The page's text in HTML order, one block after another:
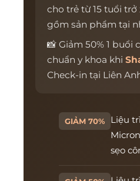
cho trẻ từ 15 tuổi
gồm sản phẩm tại
📸 Giảm 50% 1 buổi
chuẩn y khoa khi
Check-in tại Liên
GIẢM 70%
Liệu
sẹo